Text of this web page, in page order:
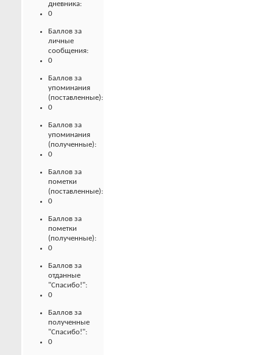
дневника:
0
Баллов за
личные
сообщения:
0
Баллов за
упоминания
(поставленные):
0
Баллов за
упоминания
(полученные):
0
Баллов за
пометки
(поставленные):
0
Баллов за
пометки
(полученные):
0
Баллов за
отданные
"Спасибо!":
0
Баллов за
полученные
"Спасибо!":
0